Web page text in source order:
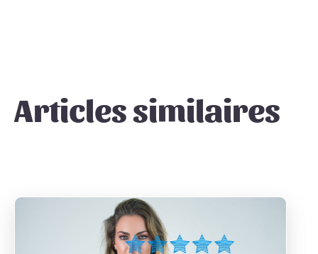
Articles similaires